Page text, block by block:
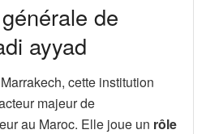
de
ayyad
cette institution
majeur de
au Maroc. Elle joue un rôle